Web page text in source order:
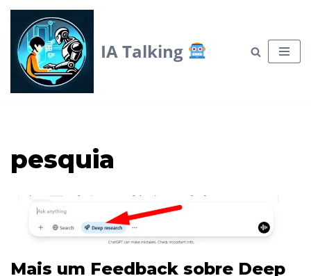
Skip
to
content
IA Talking
pesquia
Mais um Feedback sobre Deep